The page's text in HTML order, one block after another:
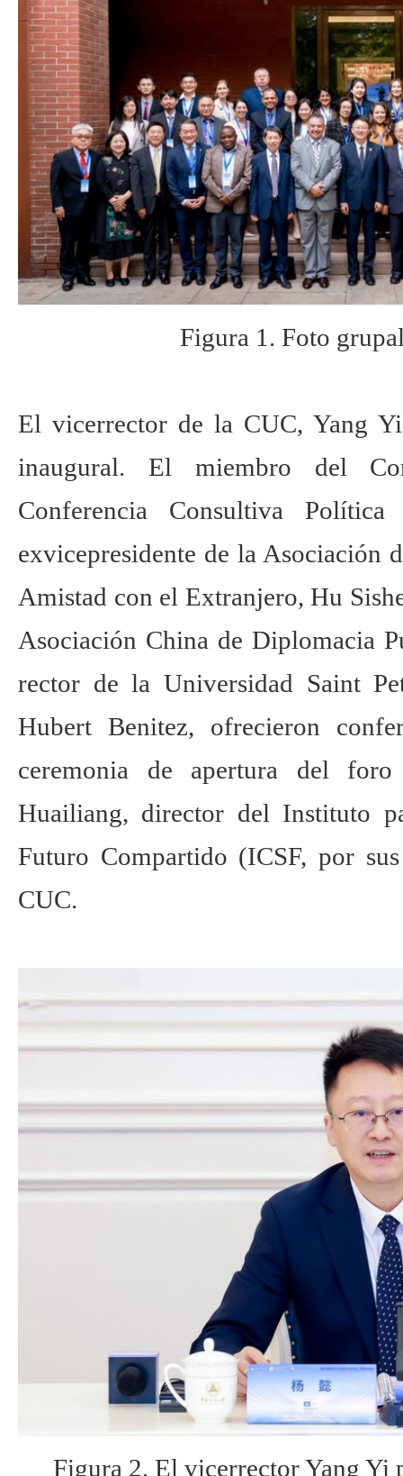
Figura 1. Foto
El vicerrector de la CUC, Yang
inaugural. El miembro del
Conferencia Consultiva
exvicepresidente de la Asociación
Amistad con el Extranjero, Hu
Asociación China de Diplomacia
rector de la Universidad Saint
Hubert Benitez, ofrecieron
ceremonia de apertura del
Huailiang, director del Instituto
Futuro Compartido (ICSF, por
CUC.
Figura 2. El vicerrector Yang Yi